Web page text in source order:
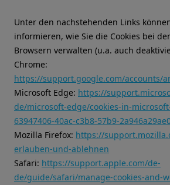
Unter den nachstehenden Links
informieren, wie Sie die Cookies bei
Browsern verwalten (u.a. auch
Chrome:
https://support.google.com/accounts/
Microsoft Edge: https://
de/microsoft-edge/cookies-in-
63947406-40ac-c3b8-57b9-
Mozilla Firefox: https://
erlauben-und-ablehnen
Safari: https://support.apple.com/de-
de/guide/safari/manage-cookies-and-